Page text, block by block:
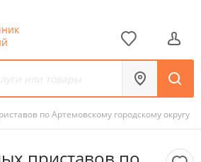
по Артемовскому городскому округу